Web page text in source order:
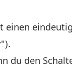
einen
du den